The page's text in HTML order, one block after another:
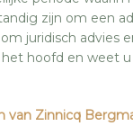
zijn om een
juridisch advies
hoofd en weet
van Zinnicq